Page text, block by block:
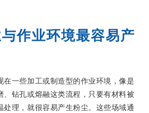
作业环境最容易产
在一些加工或制造型的作业环境，像是
、钻孔或熔融这类流程，只要有材料被
处理，就很容易产生粉尘。这些场域通